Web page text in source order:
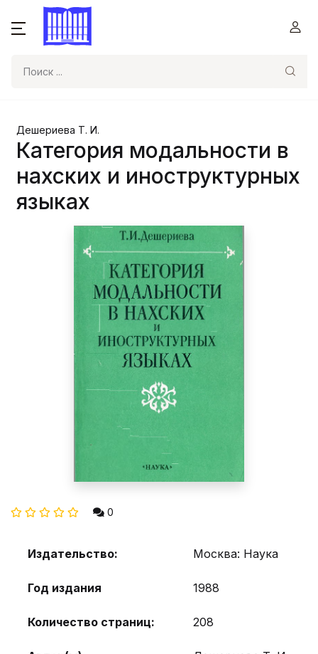
Дешериева Т. И.
Категория модальности в
нахских и иноструктурных
языках
0
Издательство: Москва: Наука
Год издания 1988
Количество страниц: 208